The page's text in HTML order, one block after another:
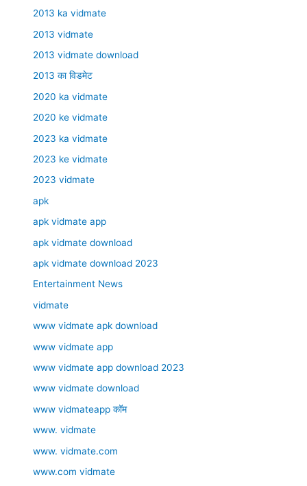
2013 ka vidmate
2013 vidmate
2013 vidmate download
2013 का विडमेट
2020 ka vidmate
2020 ke vidmate
2023 ka vidmate
2023 ke vidmate
2023 vidmate
apk
apk vidmate app
apk vidmate download
apk vidmate download 2023
Entertainment News
vidmate
www vidmate apk download
www vidmate app
www vidmate app download 2023
www vidmate download
www vidmateapp कॉम
www. vidmate
www. vidmate.com
www.com vidmate